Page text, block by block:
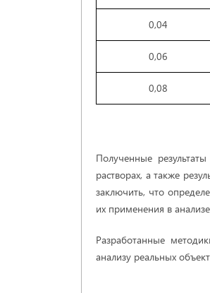
0,04
0,06
0,08
Полученные
растворах, а также
заключить, что
их применения в
Разработанные
анализу реальных